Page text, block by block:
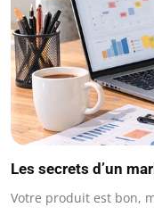
Les secrets d’un
Votre produit est bon,